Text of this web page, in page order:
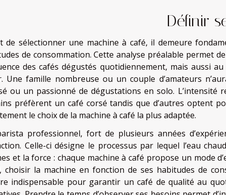
Définir
de sélectionner une machine à café, il demeure
de consommation. Cette analyse préalable permet
des cafés dégustés quotidiennement, mais aussi
Une famille nombreuse ou un couple d’amateurs
ou un passionné de dégustations en solo. L’intensité
préfèrent un café corsé tandis que d’autres optent
le choix de la machine à café la plus adaptée.
professionnel, fort de plusieurs années
Celle-ci désigne le processus par lequel l’eau
et la force : chaque machine à café propose un mode
choisir la machine en fonction de ses habitudes de
indispensable pour garantir un café de qualité au